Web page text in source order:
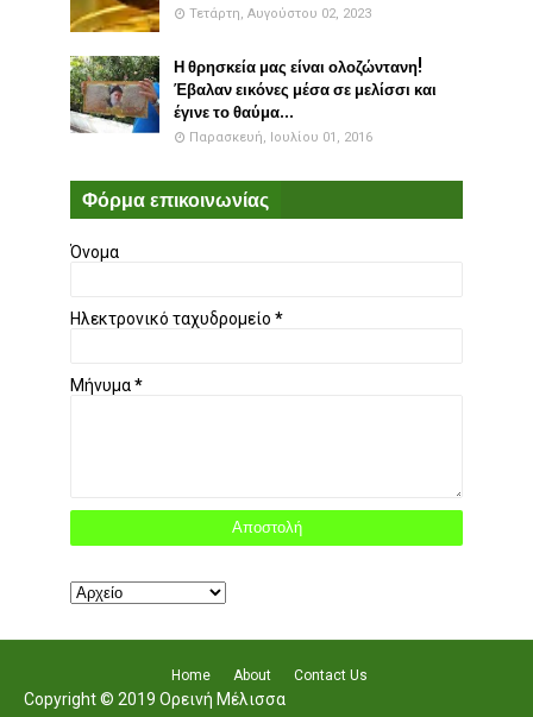
Τετάρτη, Αυγούστου 02, 2023
Η θρησκεία μας είναι ολοζώντανη!
Έβαλαν εικόνες μέσα σε μελίσσι και
έγινε το θαύμα...
Παρασκευή, Ιουλίου 01, 2016
Φόρμα επικοινωνίας
Όνομα
Ηλεκτρονικό ταχυδρομείο *
Μήνυμα*
Home About Contact Us
Copyright © 2019 Ορεινή Μέλισσα